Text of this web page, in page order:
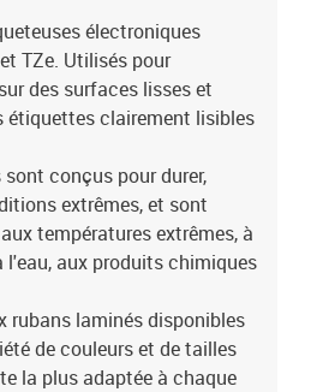
électroniques
TZe. Utilisés pour
des surfaces lisses et
étiquettes clairement lisibles
conçus pour durer,
extrêmes, et sont
températures extrêmes, à
l'eau, aux produits chimiques
rubans laminés disponibles
de couleurs et de tailles
la plus adaptée à chaque